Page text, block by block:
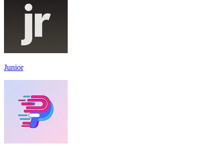
Junior